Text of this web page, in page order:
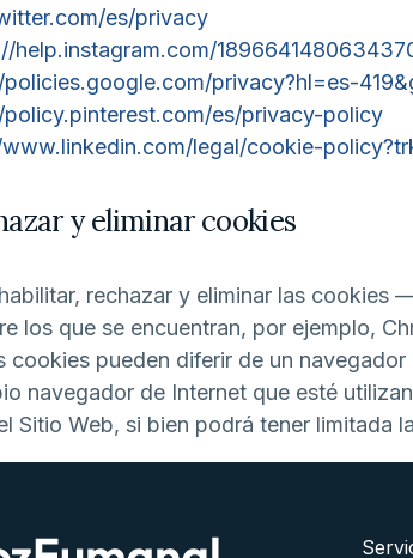
es/privacy
help.instagram.com/
privacy?hl=es-
es/privacy-policy
legal/cookie-
y eliminar cookies
rechazar y eliminar las
los que se encuentran, por ejemplo,
cookies pueden diferir de un
navegador de Internet que esté
Sitio Web, si bien podrá tener limitada